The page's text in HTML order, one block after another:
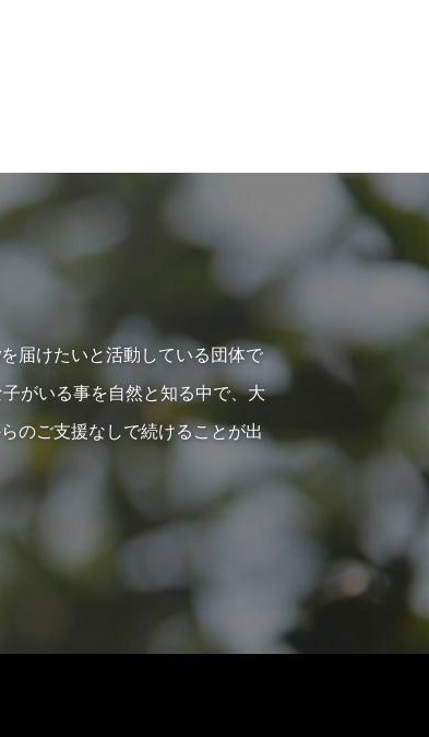
届けたいと活動している団体で
がいる事を自然と知る中で、大
のご支援なしで続けることが出